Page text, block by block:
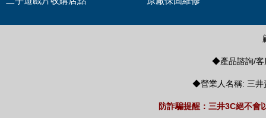
◆產品諮詢/客
◆營業人名稱: 三井
防詐騙提醒：三井3C絕不會